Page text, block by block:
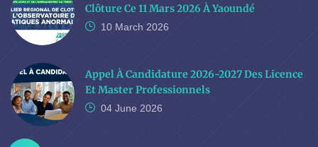
Clôture Ce 11 Mars 2026 À Yaoundé
10 March 2026
Appel À Candidature 2026-2027 Des Licence
Et Master Professionnels
04 June 2026